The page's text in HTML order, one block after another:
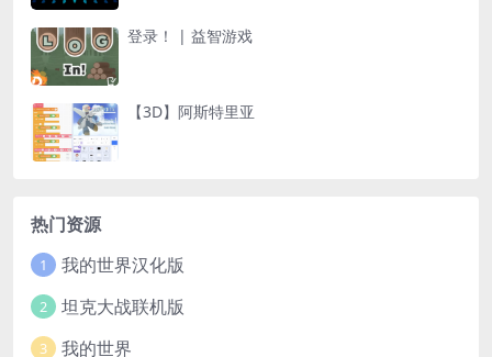
登录！ | 益智游戏
【3D】阿斯特里亚
热门资源
1 我的世界汉化版
2 坦克大战联机版
3 我的世界